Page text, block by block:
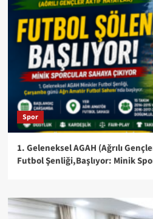
Spor
1. Geleneksel AGAH (Ağrılı
Futbol Şenliği,Başlıyor: Minik